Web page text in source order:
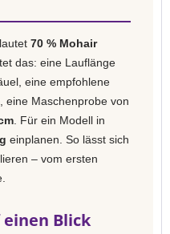
70 % Mohair
das: eine Lauflänge
eine empfohlene
, eine Maschenprobe von
. Für ein Modell in
einplanen. So lässt sich
– vom ersten
Blick